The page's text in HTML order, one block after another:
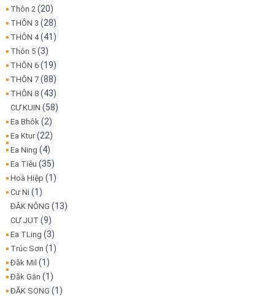
Thôn 2 (20)
THÔN 3 (28)
THÔN 4(41)
Thôn 5 (3)
THÔN 6 (19)
THÔN 7 (88)
THÔN 8 (43)
CƯ KUIN (58)
Ea Bhôk (2)
Ea Ktur(22)
Ea Ning (4)
Ea Tiêu (35)
Hoà Hiệp (1)
Cư Ni (1)
ĐĂK NÔNG (13)
CƯ JUT (9)
Ea TLing (3)
Trúc Sơn (1)
Đăk Mil (1)
Đăk Gằn (1)
ĐĂK SONG (1)